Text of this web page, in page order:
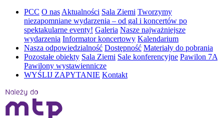
PCC O nas Aktualności Sala Ziemi Tworzymy
niezapomniane wydarzenia – od gal i koncertów po
spektakularne eventy! Galeria Nasze najważniejsze
wydarzenia Informator koncertowy Kalendarium
Nasza odpowiedzialność Dostępność Materiały do pobrania
Pozostałe obiekty Sala Ziemi Sale konferencyjne Pawilon 7A
Pawilony wystawiennicze
WYŚLIJ ZAPYTANIE Kontakt